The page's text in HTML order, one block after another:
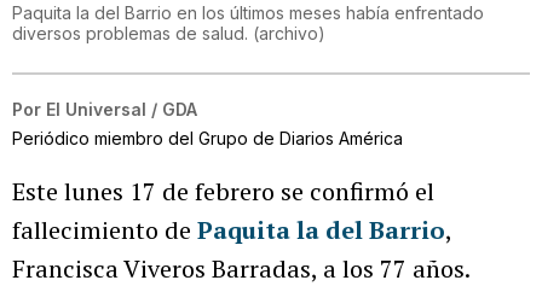
Paquita la del Barrio en los últimos meses había enfrentado
diversos problemas de salud. (archivo)
Por El Universal / GDA
Periódico miembro del Grupo de Diarios América
Este lunes 17 de febrero se confirmó el
fallecimiento de Paquita la del Barrio,
Francisca Viveros Barradas, a los 77 años.